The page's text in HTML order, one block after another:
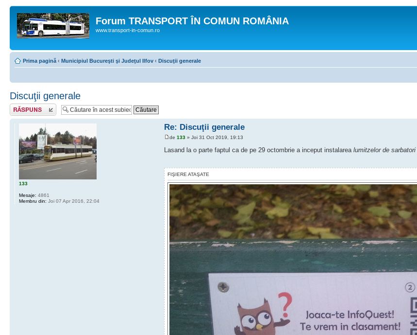
Forum TRANSPORT ÎN COMUN ROMÂNIA
www.transport-in-comun.ro
Prima pagină ‹ Municipiul Bucureşti şi Judeţul Ilfov ‹ Discuţii generale
Discuţii generale
Răspunde
Re: Discuţii generale
de133 » Joi 31 Oct 2019, 19:13
Lasand la o parte faptul ca de pe 29 octombrie a inceput instalarealumitzelor de sarbatori
FIŞIERE ATAŞATE
133
Mesaje: 4861
Membru din: Joi 07 Apr 2016, 22:04